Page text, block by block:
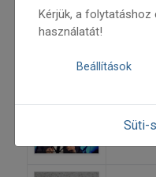
Kérjük, a
használatát!
Beállítások
Süti-